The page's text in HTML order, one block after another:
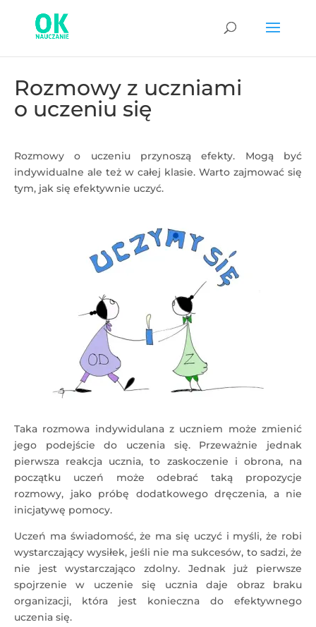
Rozmowy z uczniami
o uczeniu się
Rozmowy o uczeniu przynoszą efekty. Mogą być
indywidualne ale też w całej klasie. Warto zajmować się
tym, jak się efektywnie uczyć.
Taka rozmowa indywidulana z uczniem może zmienić
jego podejście do uczenia się. Przeważnie jednak
pierwsza reakcja ucznia, to zaskoczenie i obrona, na
początku uczeń może odebrać taką propozycje
rozmowy, jako próbę dodatkowego dręczenia, a nie
inicjatywę pomocy.
Uczeń ma świadomość, że ma się uczyć i myśli, że robi
wystarczający wysiłek, jeśli nie ma sukcesów, to sadzi, że
nie jest wystarczająco zdolny. Jednak już pierwsze
spojrzenie w uczenie się ucznia daje obraz braku
organizacji, która jest konieczna do efektywnego
uczenia się.